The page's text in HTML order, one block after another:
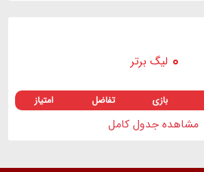
لیگ برتر
بازی تفاضل امتیاز
مشاهده جدول کامل